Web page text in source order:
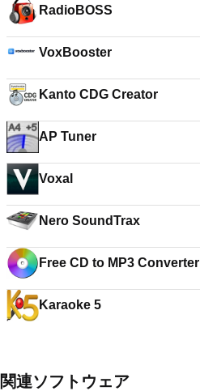
RadioBOSS
VoxBooster
Kanto CDG Creator
AP Tuner
Voxal
Nero SoundTrax
Free CD to MP3 Converter
Karaoke 5
関連ソフトウェア